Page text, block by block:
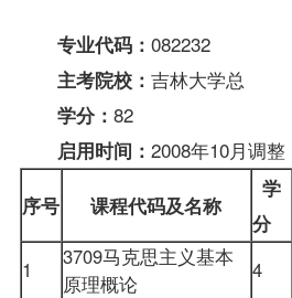
专业代码： 082232
主考院校： 吉林大学总
学分： 82
启用时间： 2008年10月调整
序号 课程代码及名称
学
分
1 3709马克思主义基本
原理概论
4